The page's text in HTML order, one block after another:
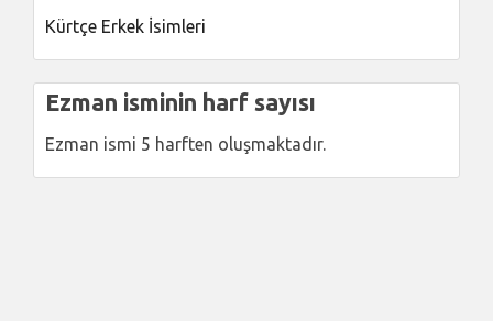
Kürtçe Erkek İsimleri
Ezman isminin harf sayısı
Ezman ismi 5 harften oluşmaktadır.